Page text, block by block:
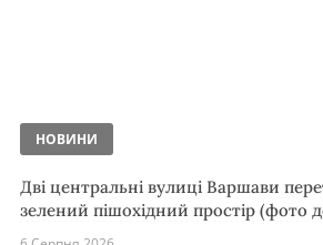
НОВИНИ
Дві центральні вулиці Варшави
зелений пішохідний простір (фото